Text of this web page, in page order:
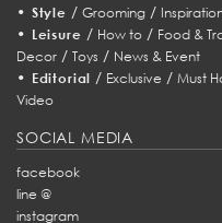
• Style / Grooming/
• Leisure / How to/ Food &
Decor / Toys / News & Event
• Editorial / Exclusive /Must
Video
SOCIAL MEDIA
facebook
line @
instagram